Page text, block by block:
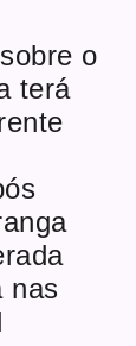
o
terá
nas